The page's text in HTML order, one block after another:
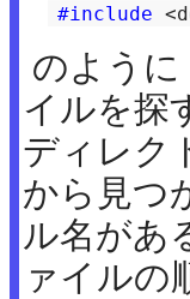
#include
のように
イルを探
ディレク
から見つ
ル名があ
ァイルの